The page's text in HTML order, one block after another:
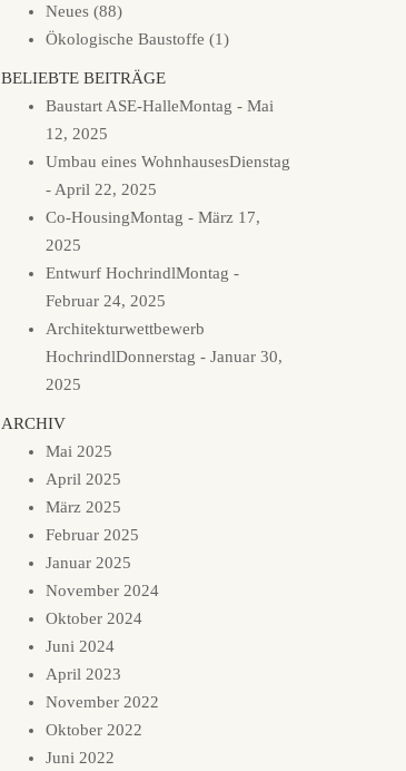
Neues(88)
Ökologische Baustoffe (1)
BELIEBTE BEITRÄGE
Baustart ASE-HalleMontag - Mai
12, 2025
Umbau eines WohnhausesDienstag
- April 22, 2025
Co-HousingMontag - März 17,
2025
Entwurf HochrindlMontag -
Februar 24, 2025
Architekturwettbewerb
HochrindlDonnerstag - Januar 30,
2025
ARCHIV
Mai 2025
April 2025
März 2025
Februar 2025
Januar 2025
November 2024
Oktober 2024
Juni 2024
April 2023
November 2022
Oktober 2022
Juni 2022